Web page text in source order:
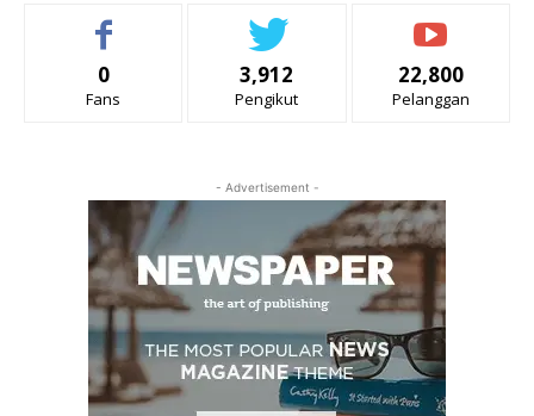
0
Fans
3,912
Pengikut
22,800
Pelanggan
- Advertisement -